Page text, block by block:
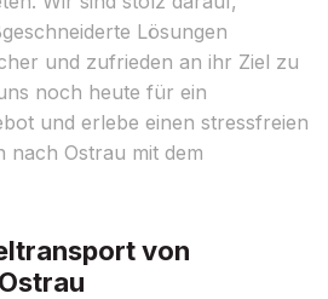
Lösungen
und zufrieden an ihr Ziel zu
noch heute für ein
und erlebe einen stressfreien
Ostrau mit dem
von